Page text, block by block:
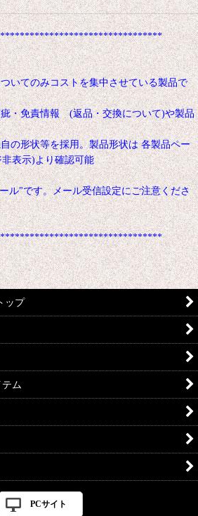
いてのみコストを集中させている製品で
・免責情報 (返品・交換について)や製品
の形状等を採用。製品形状は 各製品ペー
非表示)より確認可能
ル"です。メール受信設定にご注意くださ
ップ
ム
PCサイト